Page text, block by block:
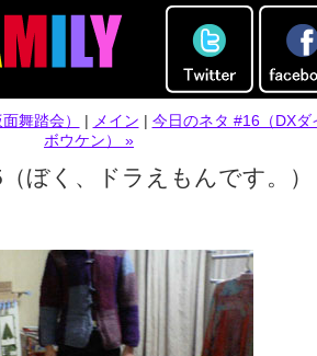
舞踏会） | メイン | 今日のネタ #16（DXダ
ボウケン） »
ぼく、ドラえもんです。）